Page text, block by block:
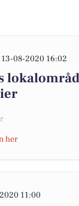
13-08-2020 16:02
her
11:00